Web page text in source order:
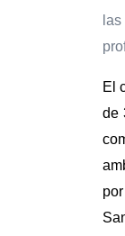
El
de